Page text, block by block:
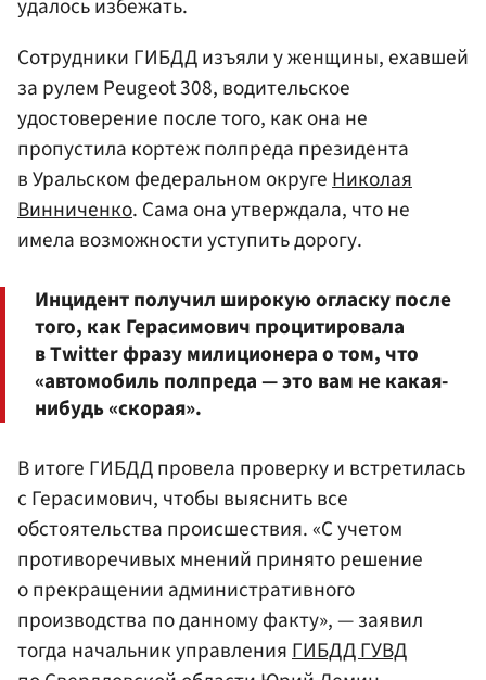
Сотрудники ГИБДД изъяли у женщины, ехавшей
за рулем Peugeot 308, водительское
удостоверение после того, как она не
пропустила кортеж полпреда президента
в Уральском федеральном округеНиколая
Винниченко. Сама она утверждала, что не
имела возможности уступить дорогу.
Инцидент получил широкую огласку после
того, как Герасимович процитировала
в Twitter фразу милиционера о том, что
«автомобиль полпреда — это вам не какая-
нибудь «скорая».
В итоге ГИБДД провела проверку и встретилась
с Герасимович, чтобы выяснить все
обстоятельства происшествия. «С учетом
противоречивых мнений принято решение
о прекращении административного
производства по данному факту», — заявил
тогда начальник управленияГИБДД ГУВД